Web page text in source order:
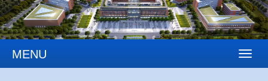
MENU